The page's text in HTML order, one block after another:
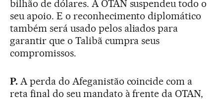
bilhão de dólares. A OTAN suspendeu todo o
seu apoio. E o reconhecimento diplomático
também será usado pelos aliados para
garantir que o Talibã cumpra seus
compromissos.
P.A perda do Afeganistão coincide com a
reta final do seu mandato à frente da OTAN,